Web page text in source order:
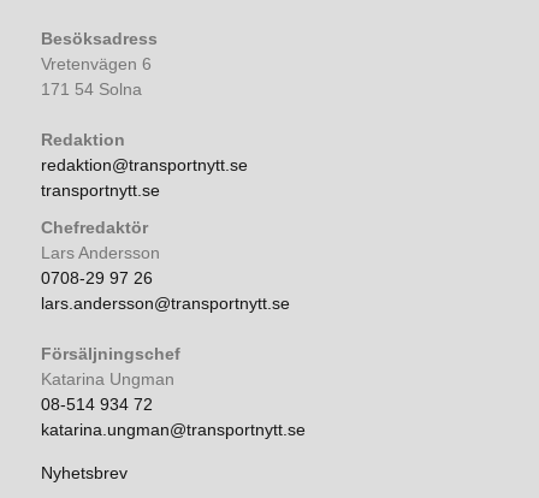
Besöksadress
Vretenvägen 6
171 54 Solna
Redaktion
redaktion@transportnytt.se
transportnytt.se
Chefredaktör
Lars Andersson
0708-29 97 26
lars.andersson@transportnytt.se
Försäljningschef
Katarina Ungman
08-514 934 72
katarina.ungman@transportnytt.se
Nyhetsbrev